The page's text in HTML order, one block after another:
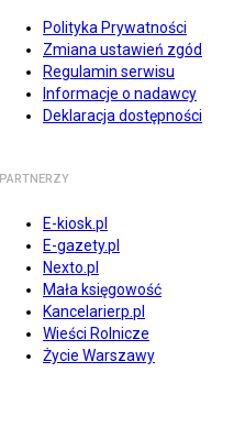
Polityka Prywatności
Zmiana ustawień zgód
Regulamin serwisu
Informacje o nadawcy
Deklaracja dostępności
PARTNERZY
E-kiosk.pl
E-gazety.pl
Nexto.pl
Mała księgowość
Kancelarierp.pl
Wieści Rolnicze
Życie Warszawy